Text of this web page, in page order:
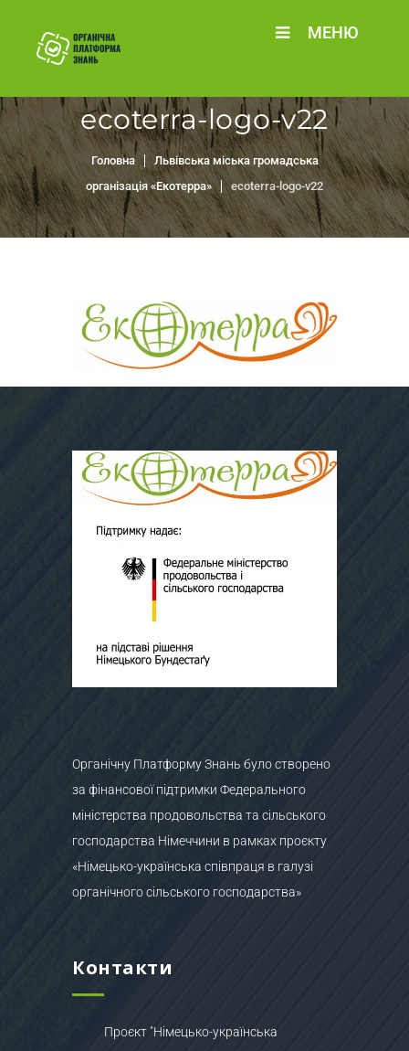
МЕНЮ
ecoterra-logo-v22
Головна
Львівська міська громадська
організація «Екотерра»
ecoterra-logo-v22
Органічну Платформу Знань було створено
за фінансової підтримки Федерального
міністерства продовольства та сільського
господарства Німеччини в рамках проєкту
«Німецько-українська співпраця в галузі
органічного сільського господарства»
Контакти
Проєкт "Німецько-українська